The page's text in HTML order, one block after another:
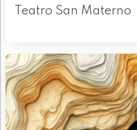
Teatro San Materno